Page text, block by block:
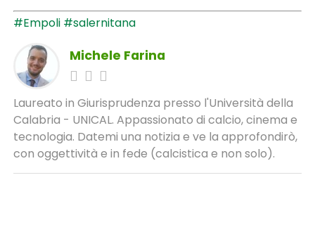
#Empoli #salernitana
Michele Farina
Laureato in Giurisprudenza presso l'Università della
Calabria - UNICAL. Appassionato di calcio, cinema e
tecnologia. Datemi una notizia e ve la approfondirò,
con oggettività e in fede (calcistica e non solo).